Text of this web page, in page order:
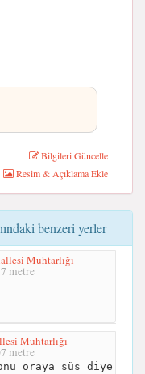
Bilgileri Güncelle
Resim & Açıklama Ekle
benzeri yerler
Muhtarlığı
metre
Muhtarlığı
metre
oraya süs diye